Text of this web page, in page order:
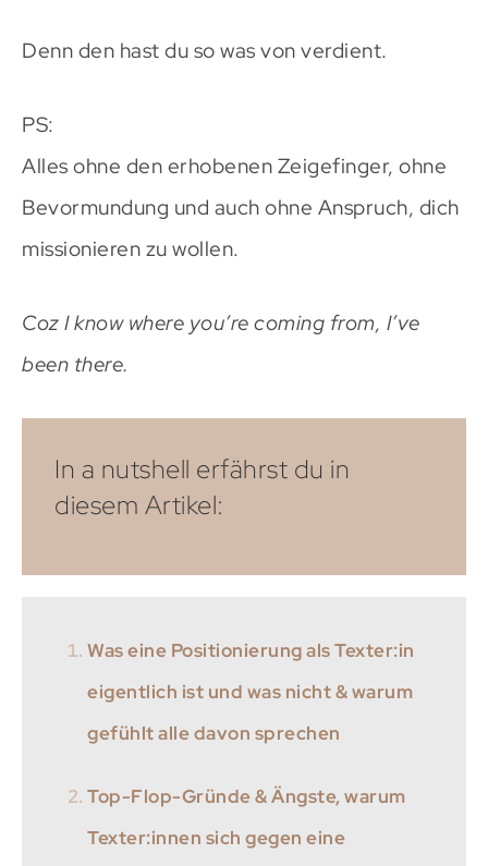
Denn den hast du so was von verdient.
PS:
Alles ohne den erhobenen Zeigefinger, ohne
Bevormundung und auch ohne Anspruch, dich
missionieren zu wollen.
Coz I know where you’re coming from, I’ve
been there.
In a nutshell erfährst du in
diesem Artikel:
Was eine Positionierung als Texter:in
eigentlich ist und was nicht & warum
gefühlt alle davon sprechen
Top-Flop-Gründe & Ängste, warum
Texter:innen sich gegen eine